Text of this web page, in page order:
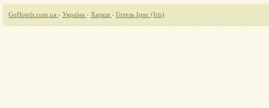
GoHotels.com.ua › Україна › Харків › Готель Ірис (Iris)